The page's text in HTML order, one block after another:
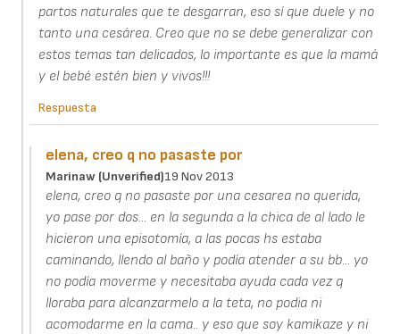
partos naturales que te desgarran, eso sí que duele y no
tanto una cesárea. Creo que no se debe generalizar con
estos temas tan delicados, lo importante es que la mamá
y el bebé estén bien y vivos!!!
Respuesta
elena, creo q no pasaste por
Marinaw (unverified)19 Nov 2013
elena, creo q no pasaste por una cesarea no querida,
yo pase por dos... en la segunda a la chica de al lado le
hicieron una episotomía, a las pocas hs estaba
caminando, llendo al baño y podía atender a su bb... yo
no podía moverme y necesitaba ayuda cada vez q
lloraba para alcanzarmelo a la teta, no podia ni
acomodarme en la cama.. y eso que soy kamikaze y ni